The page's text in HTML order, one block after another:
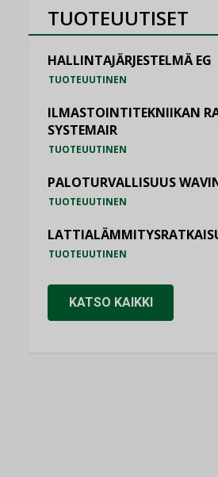
TUOTEUUTISET
HALLINTAJÄRJESTELMÄ EG
TUOTEUUTINEN
ILMASTOINTITEKNIIKAN
SYSTEMAIR
TUOTEUUTINEN
PALOTURVALLISUUS
TUOTEUUTINEN
TUOTEUUTINEN
KATSO KAIKKI